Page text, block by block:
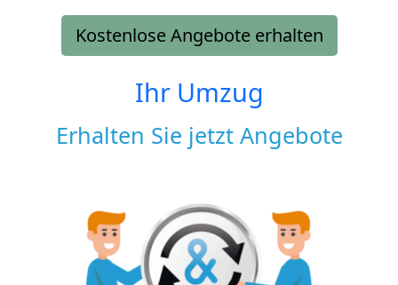
Kostenlose Angebote erhalten
Ihr Umzug
Erhalten Sie jetzt Angebote